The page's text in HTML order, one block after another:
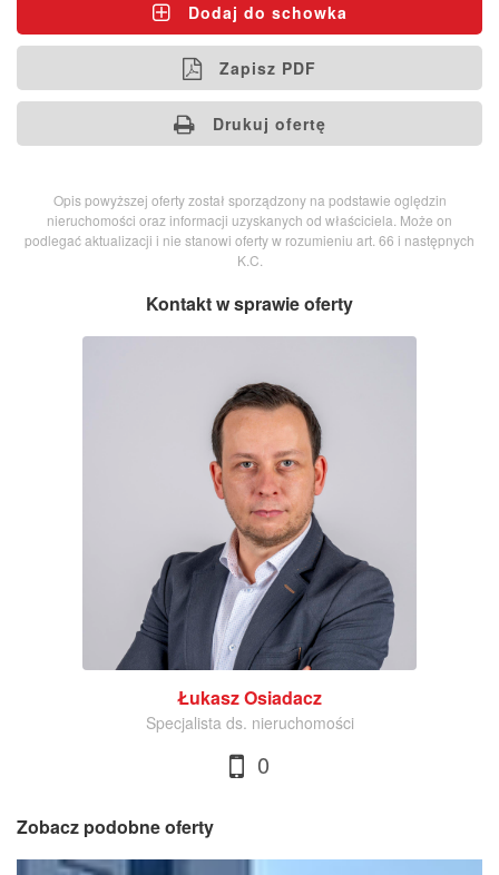
Dodaj do schowka
Zapisz PDF
Drukuj ofertę
Opis powyższej oferty został sporządzony na podstawie oględzin
nieruchomości oraz informacji uzyskanych od właściciela. Może on
podlegać aktualizacji i nie stanowi oferty w rozumieniu art. 66 i następnych
K.C.
Kontakt w sprawie oferty
Łukasz Osiadacz
Specjalista ds. nieruchomości
0
Zobacz podobne oferty